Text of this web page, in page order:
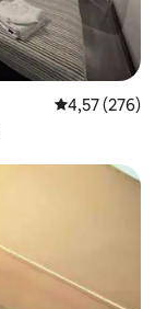
4,57 (276)